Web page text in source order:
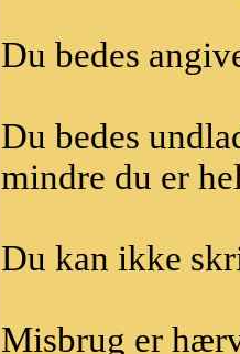
Du bedes
Du bedes
mindre du er
Du kan ikke
Misbrug er